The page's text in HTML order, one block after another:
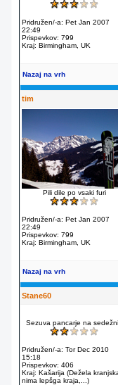
Pridružen/-a: Pet Jan 2007
22:49
Prispevkov: 799
Kraj: Birmingham, UK
Nazaj na vrh
tim
Pili dile po vsaki furi
Pridružen/-a: Pet Jan 2007
22:49
Prispevkov: 799
Kraj: Birmingham, UK
Nazaj na vrh
Stane60
Sezuva pancarje na
Pridružen/-a: Tor Dec 2010
15:18
Prispevkov: 406
Kraj: Kašarija (Dežela
nima lepšga kraja,...)